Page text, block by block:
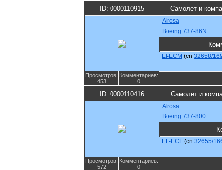
ID: 0000110915 Самолет и
Alrosa
Boeing 737-86N
EI-ECM (cn 32658/
Просмотров:
453
Комментариев:
0
ID: 0000110416 Самолет и
Alrosa
Boeing 737-800
EL-ECL (cn 32655/
Просмотров:
572
Комментариев:
0